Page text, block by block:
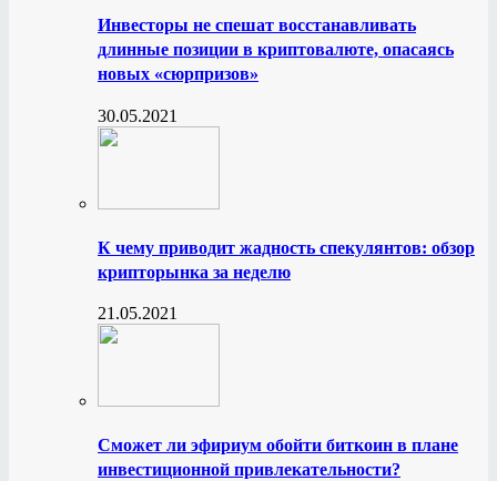
Инвесторы не спешат восстанавливать
длинные позиции в криптовалюте, опасаясь
новых «сюрпризов»
30.05.2021
К чему приводит жадность спекулянтов: обзор
крипторынка за неделю
21.05.2021
Сможет ли эфириум обойти биткоин в плане
инвестиционной привлекательности?